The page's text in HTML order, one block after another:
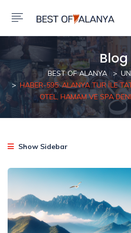
Blog
BEST OF ALANYA
HABER-595: ALANYA TUR ILE
OTEL, HAMAM VE SPA
Show Sidebar